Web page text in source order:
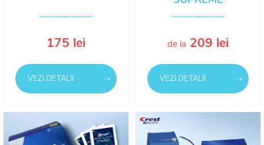
175 lei
VEZI DETALII
de la 209 lei
VEZI DETALII